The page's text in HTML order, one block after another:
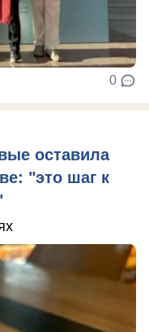
0
оставила
"это шаг к